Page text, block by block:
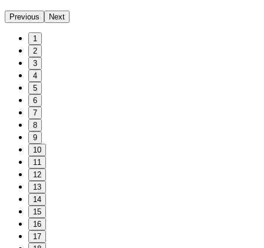
Previous Next
1
2
3
4
5
6
7
8
9
10
11
12
13
14
15
16
17